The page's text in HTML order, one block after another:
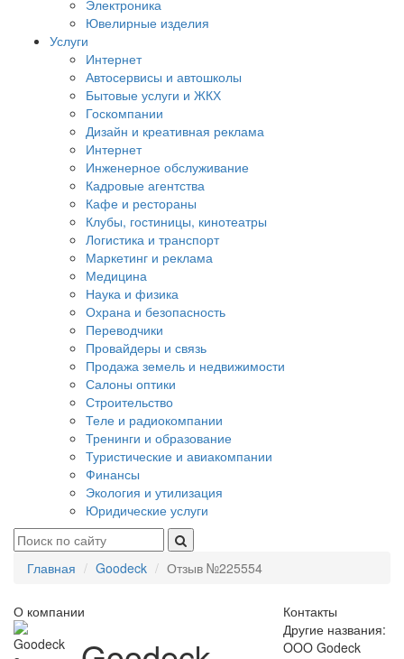
Электроника
Ювелирные изделия
Услуги
Интернет
Автосервисы и автошколы
Бытовые услуги и ЖКХ
Госкомпании
Дизайн и креативная реклама
Интернет
Инженерное обслуживание
Кадровые агентства
Кафе и рестораны
Клубы, гостиницы, кинотеатры
Логистика и транспорт
Маркетинг и реклама
Медицина
Наука и физика
Охрана и безопасность
Переводчики
Провайдеры и связь
Продажа земель и недвижимости
Салоны оптики
Строительство
Теле и радиокомпании
Тренинги и образование
Туристические и авиакомпании
Финансы
Экология и утилизация
Юридические услуги
Главная Goodeck Отзыв №225554
О компании
Контакты
Другие названия:
OOO Godeck